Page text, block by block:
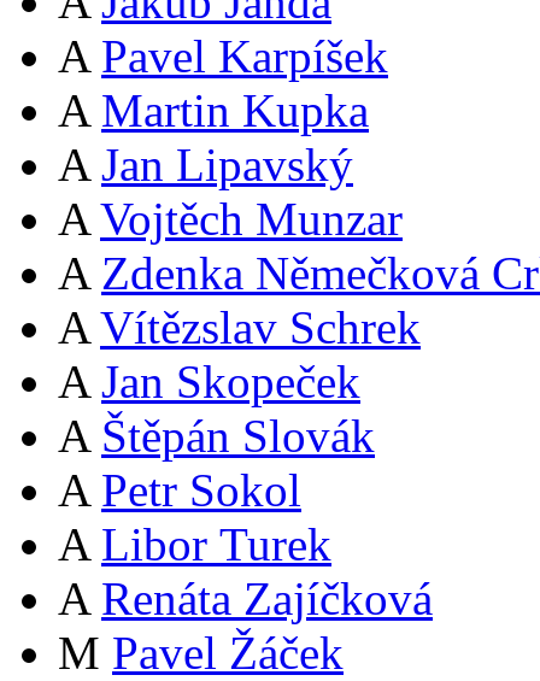
A Pavel Karpíšek
A Martin Kupka
A Jan Lipavský
A Vojtěch Munzar
A Zdenka Němečková
A Vítězslav Schrek
A Jan Skopeček
A Štěpán Slovák
A Petr Sokol
A Libor Turek
A Renáta Zajíčková
M Pavel Žáček